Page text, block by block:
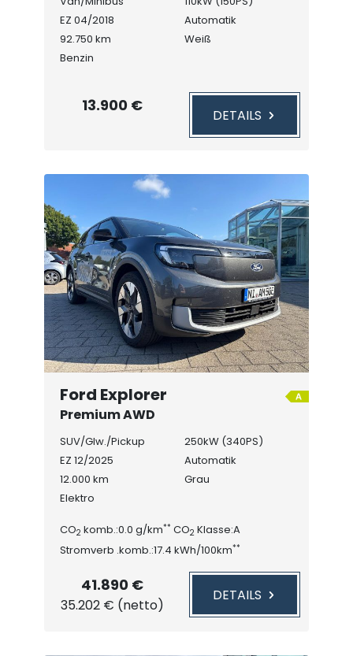
EZ 04/2018
92.750 km
Benzin
Automatik
Weiß
13.900 €
DETAILS
Ford Explorer
Premium AWD
Kamera/Wärmepumpe
SUV/Glw./Pickup
EZ 12/2025
12.000 km
Elektro
250kW (340PS)
Automatik
Grau
CO2 komb.:0.0 g/km** CO2 Klasse:A
Stromverb .komb.:17.4 kWh/100km**
41.890 €
35.202 € (netto)
DETAILS